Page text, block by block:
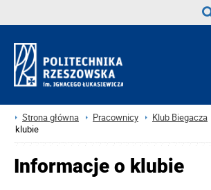
Strona główna Pracownicy Klub Biegacza
klubie
Informacje o klubie